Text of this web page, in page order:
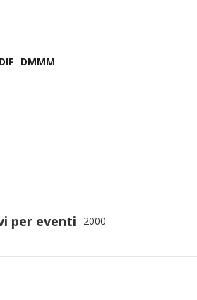
DIF DMMM
per eventi 2000